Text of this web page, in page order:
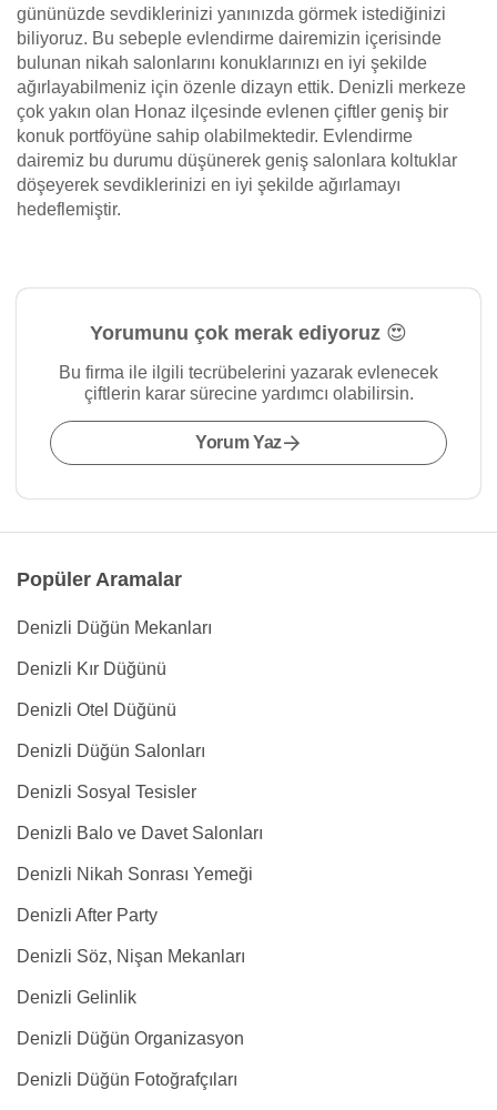
gününüzde sevdiklerinizi yanınızda görmek istediğinizi
biliyoruz. Bu sebeple evlendirme dairemizin içerisinde
bulunan nikah salonlarını konuklarınızı en iyi şekilde
ağırlayabilmeniz için özenle dizayn ettik. Denizli merkeze
çok yakın olan Honaz ilçesinde evlenen çiftler geniş bir
konuk portföyüne sahip olabilmektedir. Evlendirme
dairemiz bu durumu düşünerek geniş salonlara koltuklar
döşeyerek sevdiklerinizi en iyi şekilde ağırlamayı
hedeflemiştir.
Yorumunu çok merak ediyoruz 😍
Bu firma ile ilgili tecrübelerini yazarak evlenecek
çiftlerin karar sürecine yardımcı olabilirsin.
Yorum Yaz
Popüler Aramalar
Denizli Düğün Mekanları
Denizli Kır Düğünü
Denizli Otel Düğünü
Denizli Düğün Salonları
Denizli Sosyal Tesisler
Denizli Balo ve Davet Salonları
Denizli Nikah Sonrası Yemeği
Denizli After Party
Denizli Söz, Nişan Mekanları
Denizli Gelinlik
Denizli Düğün Organizasyon
Denizli Düğün Fotoğrafçıları